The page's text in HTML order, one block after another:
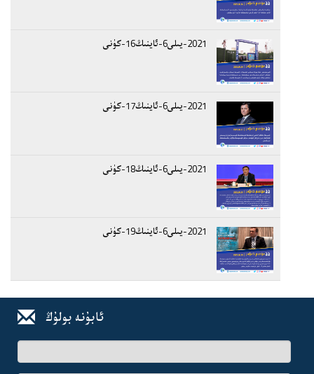
2021-يىلى6-ئاينىڭ16-كۈنى
2021-يىلى6-ئاينىڭ17-كۈنى
2021-يىلى6-ئاينىڭ18-كۈنى
2021-يىلى6-ئاينىڭ19-كۈنى
ئابۇنە بولۇڭ
ئىسىم-
فامىلىڭىز